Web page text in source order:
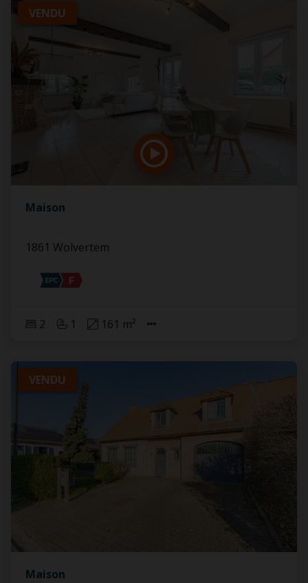
VENDU
Maison
1861 Wolvertem
2 1 161 m²
VENDU
Maison